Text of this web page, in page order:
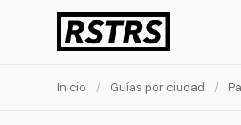
Inicio / Guías por ciudad /